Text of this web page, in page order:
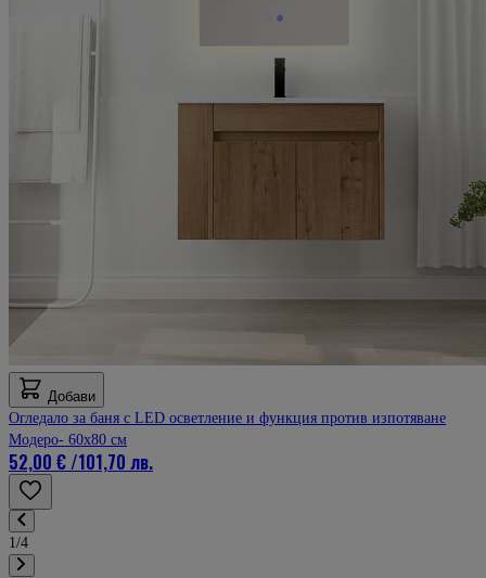
Добави
Огледало за баня с LED осветление и функция против изпотяване
Модеро- 60x80 см
52,00 €/101,70 лв.
1/4